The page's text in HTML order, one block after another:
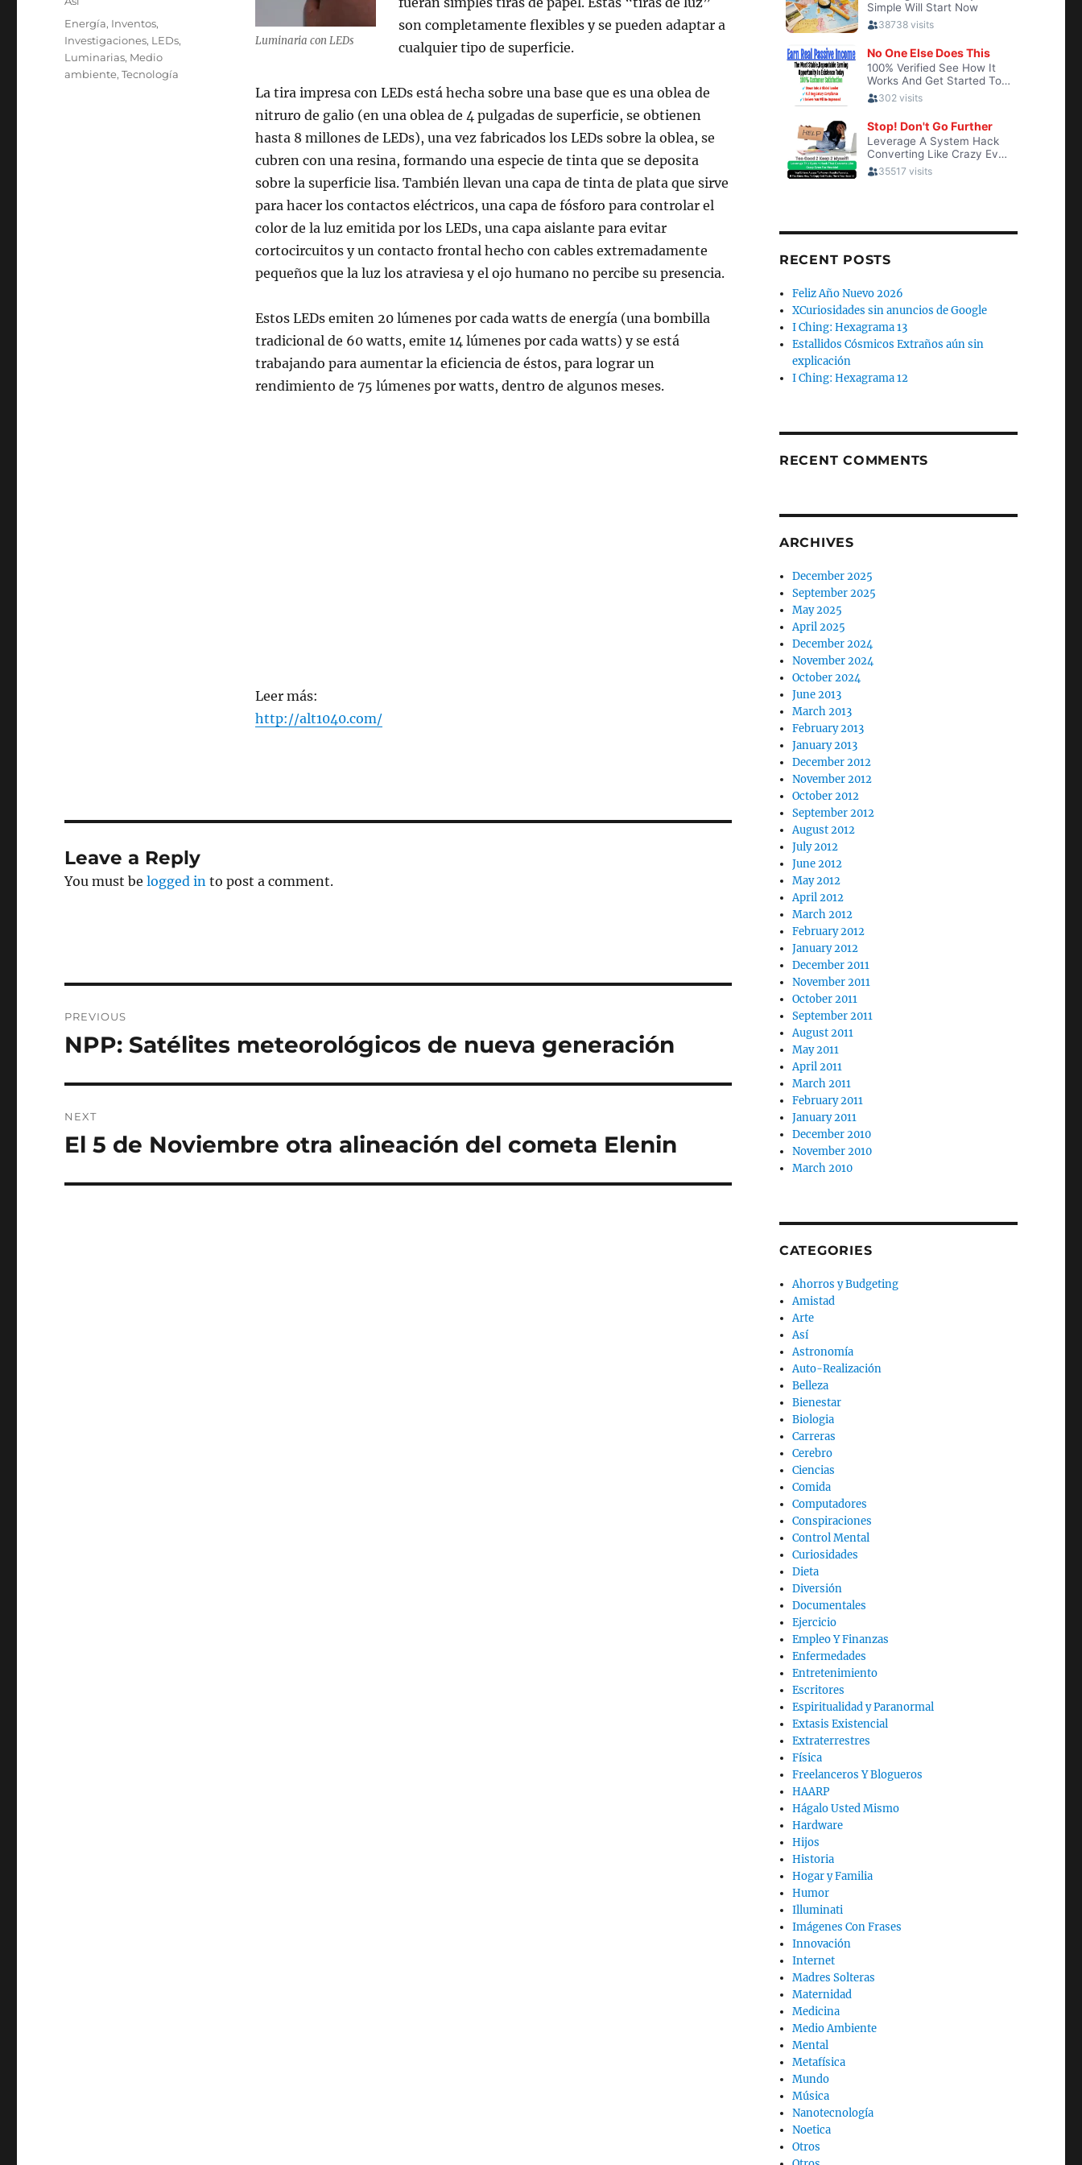
Luminaria con LEDs
son completamente flexibles y se pueden adaptar a
cualquier tipo de superficie.
La tira impresa con LEDs está hecha sobre una base que es una oblea de
nitruro de galio (en una oblea de 4 pulgadas de superficie, se obtienen
hasta 8 millones de LEDs), una vez fabricados los LEDs sobre la oblea, se
cubren con una resina, formando una especie de tinta que se deposita
sobre la superficie lisa. También llevan una capa de tinta de plata que sirve
para hacer los contactos eléctricos, una capa de fósforo para controlar el
color de la luz emitida por los LEDs, una capa aislante para evitar
cortocircuitos y un contacto frontal hecho con cables extremadamente
pequeños que la luz los atraviesa y el ojo humano no percibe su presencia.
Estos LEDs emiten 20 lúmenes por cada watts de energía (una bombilla
tradicional de 60 watts, emite 14 lúmenes por cada watts) y se está
trabajando para aumentar la eficiencia de éstos, para lograr un
rendimiento de 75 lúmenes por watts, dentro de algunos meses.
Leer más:
http://alt1040.com/
Tags
Energía, Inventos,
Investigaciones, LEDs,
Luminarias, Medio
ambiente,Tecnología
Leave a Reply
You must belogged in to post a comment.
navigation
PREVIOUS
Previous
NPP: Satélites meteorológicos de nueva generación
NEXT
Next
El 5 de Noviembre otra alineación del cometa Elenin
RECENT POSTS
Feliz Año Nuevo 2026
XCuriosidades sin anuncios de Google
I Ching: Hexagrama 13
Estallidos Cósmicos Extraños aún sin
explicación
I Ching: Hexagrama 12
RECENT COMMENTS
ARCHIVES
December 2025
September 2025
May 2025
April 2025
December 2024
November 2024
October 2024
June 2013
March 2013
February 2013
January 2013
December 2012
November 2012
October 2012
September 2012
August 2012
July 2012
June 2012
May 2012
April 2012
March 2012
February 2012
January 2012
December 2011
November 2011
October 2011
September 2011
August 2011
May 2011
April 2011
March 2011
February 2011
January 2011
December 2010
November 2010
March 2010
CATEGORIES
Ahorros y Budgeting
Amistad
Arte
Así
Astronomía
Auto-Realización
Belleza
Bienestar
Biologia
Carreras
Cerebro
Ciencias
Comida
Computadores
Conspiraciones
Control Mental
Curiosidades
Dieta
Diversión
Documentales
Ejercicio
Empleo Y Finanzas
Enfermedades
Entretenimiento
Escritores
Espiritualidad y Paranormal
Extasis Existencial
Extraterrestres
Física
Freelanceros Y Blogueros
HAARP
Hágalo Usted Mismo
Hardware
Hijos
Historia
Hogar y Familia
Humor
Illuminati
Imágenes Con Frases
Innovación
Internet
Madres Solteras
Maternidad
Medicina
Medio Ambiente
Mental
Metafísica
Mundo
Música
Nanotecnología
Noetica
Otros